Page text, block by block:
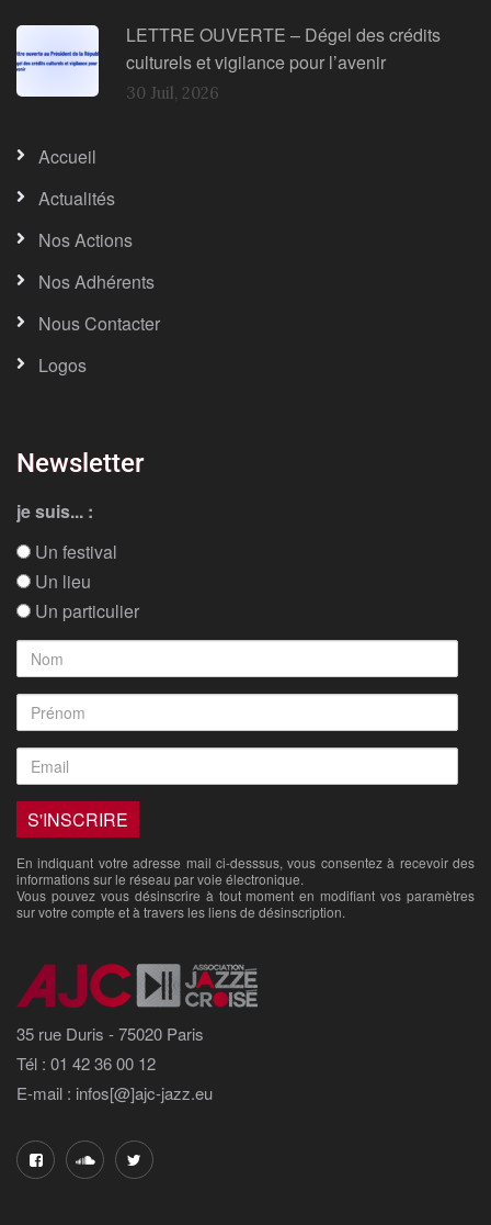
LETTRE OUVERTE – Dégel des crédits
culturels et vigilance pour l’avenir
30 Juil, 2026
Accueil
Actualités
Nos Actions
Nos Adhérents
Nous Contacter
Logos
Newsletter
je suis... :
Un festival
Un lieu
Un particulier
En indiquant votre adresse mail ci-desssus, vous consentez à recevoir des
informations sur le réseau par voie électronique.
Vous pouvez vous désinscrire à tout moment en modifiant vos paramètres
sur votre compte et à travers les liens de désinscription.
35 rue Duris - 75020 Paris
Tél : 01 42 36 00 12
E-mail : infos[@]ajc-jazz.eu